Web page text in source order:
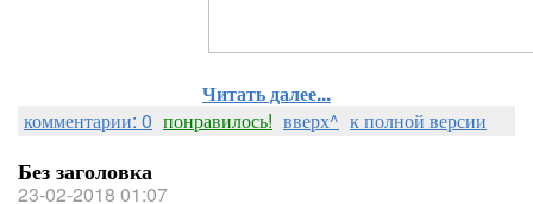
Читать далее...
комментарии: 0 понравилось! вверх^ к полной версии
Без заголовка
23-02-2018 01:07